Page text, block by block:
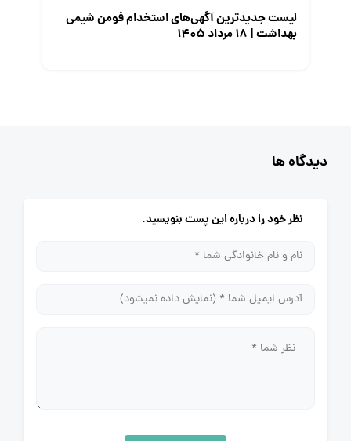
لیست جدیدترین آگهی‌های استخدام فومن شیمی
بهداشت | ۱۸ مرداد ۱۴۰۵
دیدگاه ها
نظر خود را درباره این پست بنویسید.